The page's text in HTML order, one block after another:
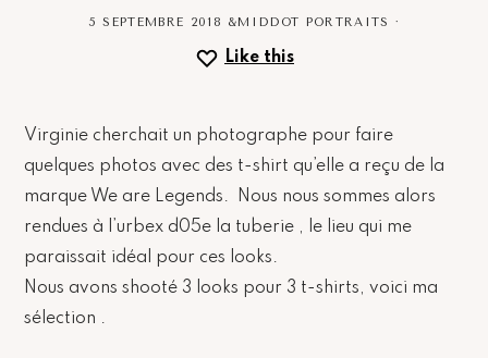
5 SEPTEMBRE 2018 &MIDDOT PORTRAITS ·
Like this
Virginie cherchait un photographe pour faire
quelques photos avec des t-shirt qu’elle a reçu de la
marque We are Legends. Nous nous sommes alors
rendues à l’urbex d05e la tuberie , le lieu qui me
paraissait idéal pour ces looks.
Nous avons shooté 3 looks pour 3 t-shirts, voici ma
sélection .